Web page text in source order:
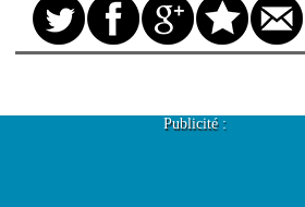
Publicité :